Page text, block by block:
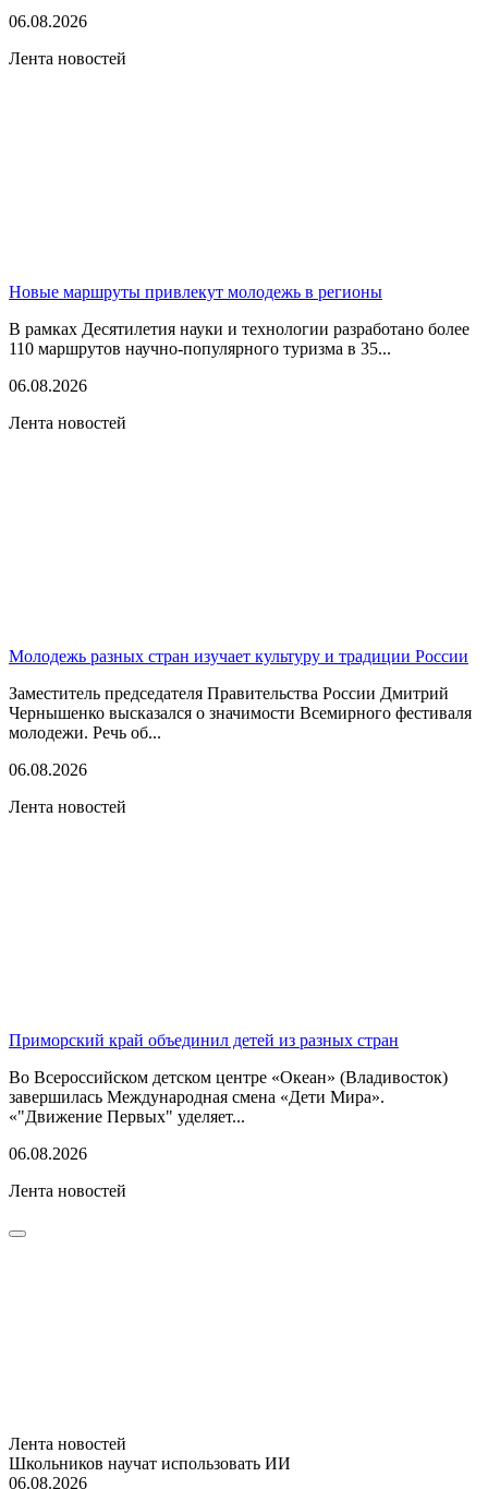
06.08.2026
Лента новостей
Новые маршруты привлекут молодежь в регионы
В рамках Десятилетия науки и технологии разработано более
110 маршрутов научно-популярного туризма в 35...
06.08.2026
Лента новостей
Молодежь разных стран изучает культуру и традиции России
Заместитель председателя Правительства России Дмитрий
Чернышенко высказался о значимости Всемирного фестиваля
молодежи. Речь об...
06.08.2026
Лента новостей
Приморский край объединил детей из разных стран
Во Всероссийском детском центре «Океан» (Владивосток)
завершилась Международная смена «Дети Мира».
«"Движение Первых" уделяет...
06.08.2026
Лента новостей
Лента новостей
Школьников научат использовать ИИ
06.08.2026